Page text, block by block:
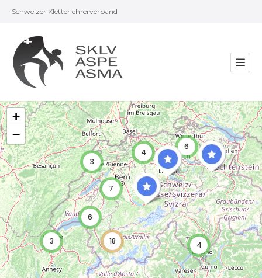
Schweizer Kletterlehrerverband
3 4
6
18
7
3
6
4
+
−